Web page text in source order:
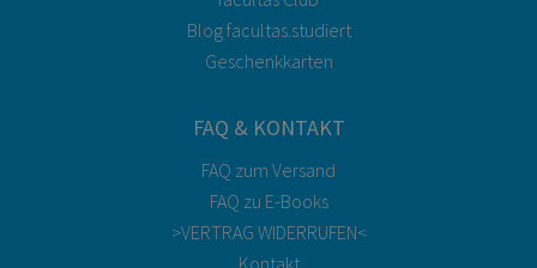
Blog facultas.studiert
Geschenkkarten
FAQ & KONTAKT
FAQ zum Versand
FAQ zu E-Books
>VERTRAG WIDERRUFEN<
Kontakt